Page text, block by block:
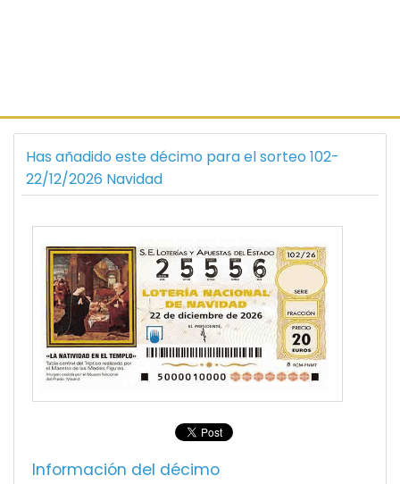
Has añadido este décimo para el sorteo 102-
22/12/2026 Navidad
Información del décimo